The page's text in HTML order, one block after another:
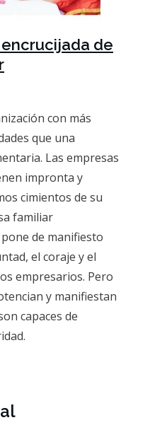
de
con más
que una
Las empresas
impronta y
cimientos de su
familiar
de manifiesto
el coraje y el
empresarios. Pero
y manifiestan
capaces de